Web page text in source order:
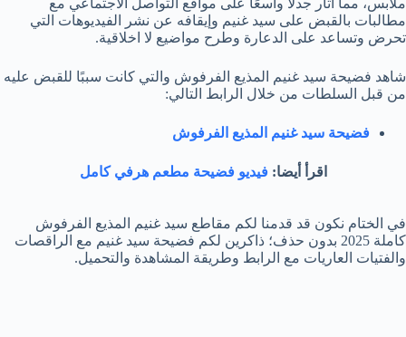
ملابس، مما اثار جدلًا واسعًا على مواقع التواصل الاجتماعي مع
مطالبات بالقبض على سيد غنيم وإيقافه عن نشر الفيديوهات التي
تحرض وتساعد على الدعارة وطرح مواضيع لا اخلاقية.
شاهد فضيحة سيد غنيم المذيع الفرفوش والتي كانت سببًا للقبض عليه
من قبل السلطات من خلال الرابط التالي:
فضيحة سيد غنيم المذيع الفرفوش
اقرأ أيضا:فيديو فضيحة مطعم هرفي كامل
في الختام نكون قد قدمنا لكم مقاطع سيد غنيم المذيع الفرفوش
كاملة 2025 بدون حذف؛ ذاكرين لكم فضيحة سيد غنيم مع الراقصات
والفتيات العاريات مع الرابط وطريقة المشاهدة والتحميل.